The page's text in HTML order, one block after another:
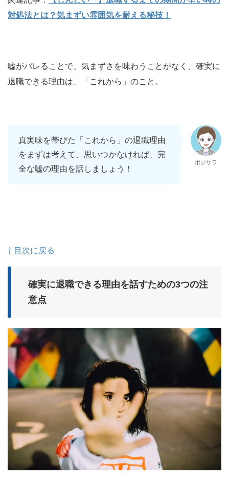
対処法とは？気まずい雰囲気を耐える秘技！
嘘がバレることで、気まずさを味わうことがなく、確実に
退職できる理由は、「これから」のこと。
真実味を帯びた「これから」の退職理由
をまずは考えて、思いつかなければ、完
全な嘘の理由を話しましょう！
ポジサラ
⇧ 目次に戻る
確実に退職できる理由を話すための3つの注
意点